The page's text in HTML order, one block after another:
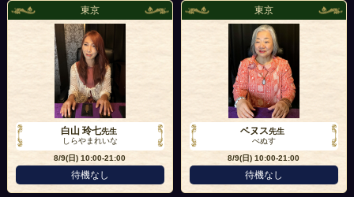
東京
白山 玲七先生
しらやまれいな
8/9(日)10:00-21:00
待機なし
東京
ベヌス先生
べぬす
8/9(日)10:00-21:00
待機なし